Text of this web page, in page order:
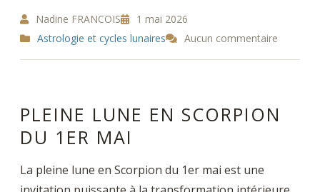
Nadine FRANCOIS
1 mai 2026
Astrologie et cycles lunaires
Aucun commentaire
PLEINE LUNE EN SCORPION
DU 1ER MAI
La pleine lune en Scorpion du 1er mai est une